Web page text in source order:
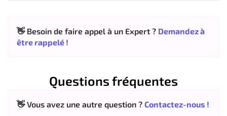
👋 Besoin de faire appel à un Expert ? Demandez à
être rappelé !
Questions fréquentes
👋 Vous avez une autre question ? Contactez-nous !